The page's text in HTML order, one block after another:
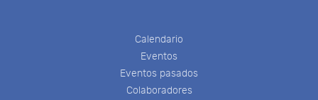
Calendario
Eventos
Eventos pasados
Colaboradores